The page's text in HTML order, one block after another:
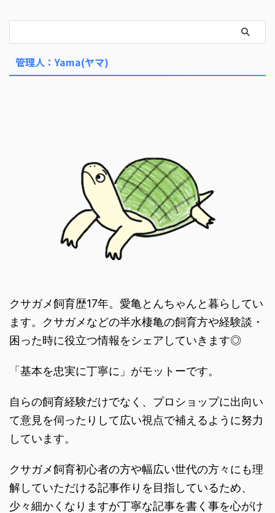
管理人：Yama(ヤマ)
クサガメ飼育歴17年。愛亀とんちゃんと暮らしてい
ます。クサガメなどの半水棲亀の飼育方や経験談・
困った時に役立つ情報をシェアしていきます◎
「基本を忠実に丁寧に」がモットーです。
自らの飼育経験だけでなく、プロショップに出向い
て意見を伺ったりして広い視点で補えるように努力
しています。
クサガメ飼育初心者の方や幅広い世代の方々にも理
解していただける記事作りを目指しているため、
少々細かくなりますが丁寧な記事を書く事を心がけ